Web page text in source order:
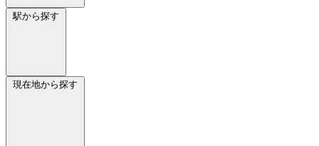
駅から探す
現在地から探す